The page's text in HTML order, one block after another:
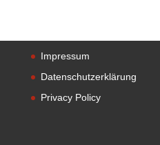
Impressum
Datenschutzerklärung
Privacy Policy